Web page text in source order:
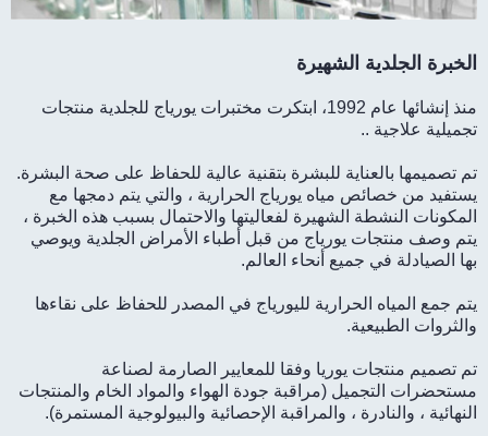
الخبرة الجلدية الشهيرة
منذ إنشائها عام 1992، ابتكرت مختبرات يورياج للجلدية منتجات
تجميلية علاجية ..
تم تصميمها بالعناية للبشرة بتقنية عالية للحفاظ على صحة البشرة.
يستفيد من خصائص مياه يورياج الحرارية ، والتي يتم دمجها مع
المكونات النشطة الشهيرة لفعاليتها والاحتمال بسبب هذه الخبرة ،
يتم وصف منتجات يورياج من قبل أطباء الأمراض الجلدية ويوصي
بها الصيادلة في جميع أنحاء العالم.
يتم جمع المياه الحرارية لليورياج في المصدر للحفاظ على نقاءها
والثروات الطبيعية.
تم تصميم منتجات يوريا وفقا للمعايير الصارمة لصناعة
مستحضرات التجميل (مراقبة جودة الهواء والمواد الخام والمنتجات
النهائية ، والنادرة ، والمراقبة الإحصائية والبيولوجية المستمرة).